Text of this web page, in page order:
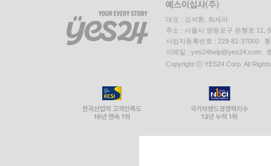
대표 : 김석환, 최세라
주소 : 서울시 영등포구 은행로 11,
사업자등록번호 : 229-81-37000
이메일 : yes24help@yes24.com
Copyright ⓒ YES24 Corp. All